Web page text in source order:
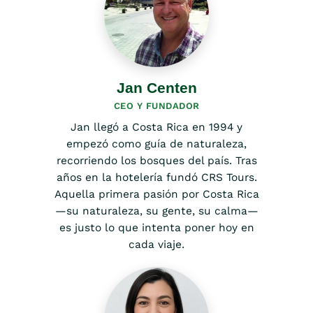
Jan Centen
CEO Y FUNDADOR
Jan llegó a Costa Rica en 1994 y
empezó como guía de naturaleza,
recorriendo los bosques del país. Tras
años en la hotelería fundó CRS Tours.
Aquella primera pasión por Costa Rica
—su naturaleza, su gente, su calma—
es justo lo que intenta poner hoy en
cada viaje.